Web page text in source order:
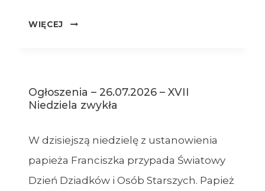
WIĘCEJ
OGŁOSZENIA
–
Ogłoszenia – 26.07.2026 – XVII
Niedziela zwykła
W dzisiejszą niedzielę z ustanowienia
papieża Franciszka przypada Światowy
Dzień Dziadków i Osób Starszych. Papież